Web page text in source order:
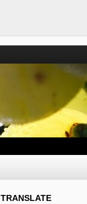
TRANSLATE